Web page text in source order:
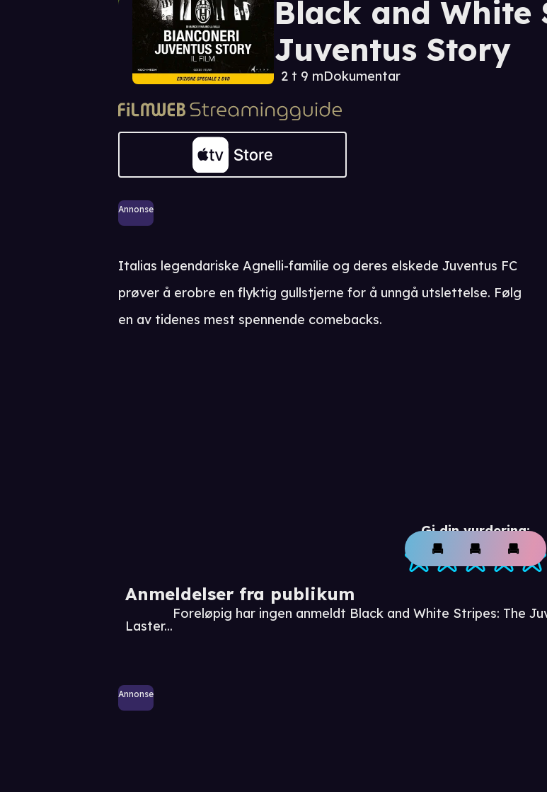
Black and White
Juventus Story
2 t 9 mDokumentar
Annonse
Gi din vurdering:
Anmeldelser fra publikum
Laster...
Foreløpig har ingen anmeldt Black and White Stripes: The
Annonse
Italias legendariske Agnelli-familie og deres elskede Juventus FC
prøver å erobre en flyktig gullstjerne for å unngå utslettelse. Følg
en av tidenes mest spennende comebacks.